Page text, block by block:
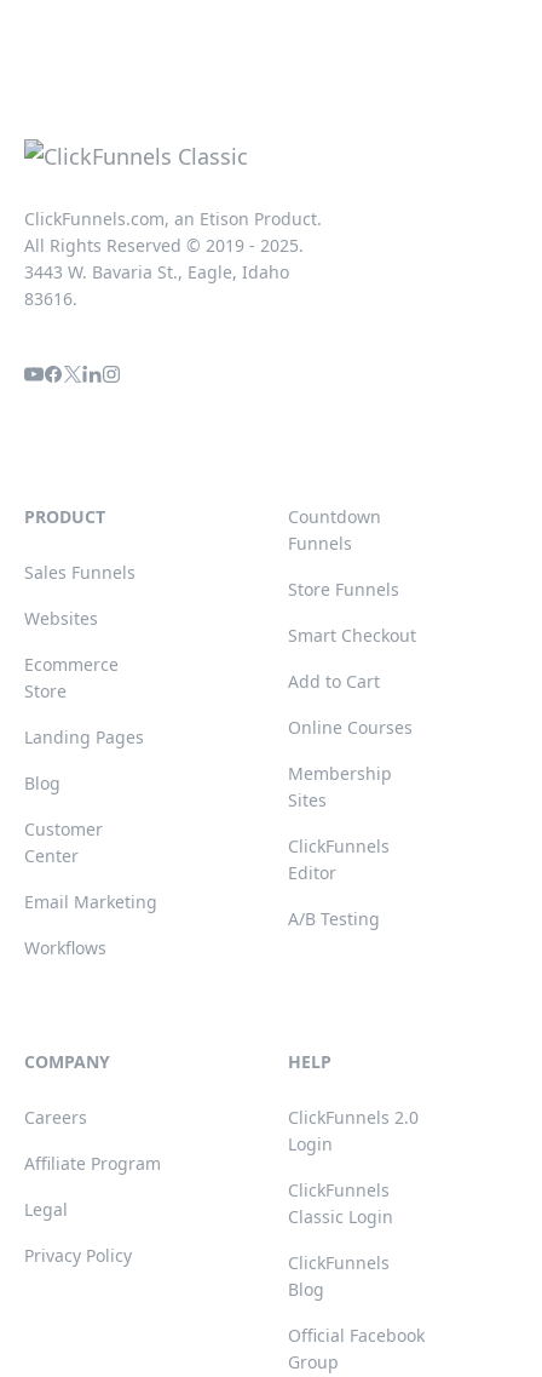
ClickFunnels.com, an Etison Product.
All Rights Reserved © 2019 - 2025.
3443 W. Bavaria St., Eagle, Idaho
83616.
PRODUCT
Sales Funnels
Websites
Ecommerce
Store
Landing Pages
Blog
Customer
Center
Email Marketing
Workflows
Countdown
Funnels
Store Funnels
Smart Checkout
Add to Cart
Online Courses
Membership
Sites
ClickFunnels
Editor
A/B Testing
COMPANY
Careers
Affiliate Program
Legal
Privacy Policy
HELP
ClickFunnels 2.0
Login
ClickFunnels
Classic Login
ClickFunnels
Blog
Official Facebook
Group